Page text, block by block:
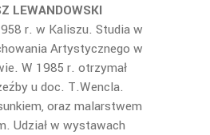
LEWANDOWSKI
r. w Kaliszu. Studia w
Artystycznego w
W 1985 r. otrzymał
u doc. T.Wencla.
oraz malarstwem
Udział w wystawach